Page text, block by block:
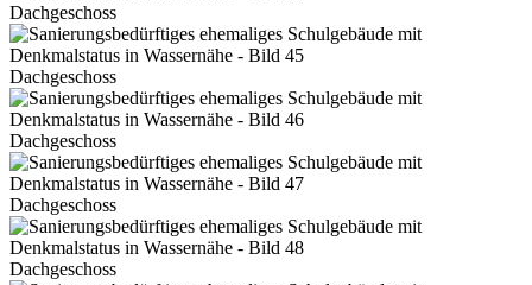
Dachgeschoss
Dachgeschoss
Dachgeschoss
Dachgeschoss
Dachgeschoss